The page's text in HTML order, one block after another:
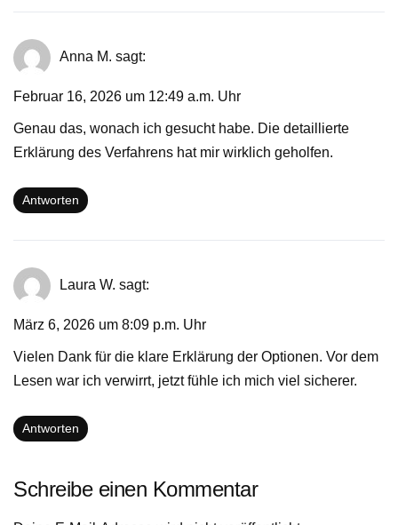
Anna M. sagt:
Februar 16, 2026 um 12:49 a.m. Uhr
Genau das, wonach ich gesucht habe. Die detaillierte
Erklärung des Verfahrens hat mir wirklich geholfen.
Antworten
Laura W. sagt:
März 6, 2026 um 8:09 p.m. Uhr
Vielen Dank für die klare Erklärung der Optionen. Vor dem
Lesen war ich verwirrt, jetzt fühle ich mich viel sicherer.
Antworten
Schreibe einen Kommentar